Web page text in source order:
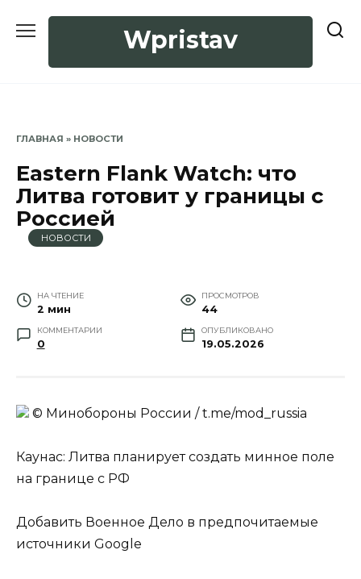
Wpristav
ГЛАВНАЯ » НОВОСТИ
Eastern Flank Watch: что
Литва готовит у границы с
Россией
НОВОСТИ
НА ЧТЕНИЕ
2 мин
ПРОСМОТРОВ
44
КОММЕНТАРИИ
0
ОПУБЛИКОВАНО
19.05.2026
© Минобороны России / t.me/mod_russia
Каунас: Литва планирует создать минное поле
на границе с РФ
Добавить Военное Дело в предпочитаемые
источники Google